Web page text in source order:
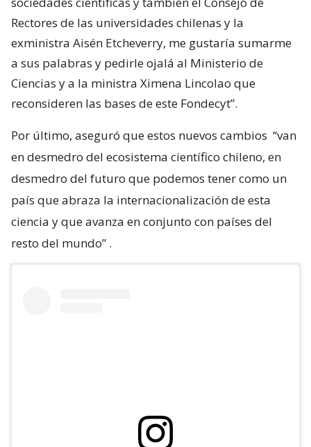
Rectores de las universidades chilenas y la
exministra Aisén Etcheverry, me gustaría sumarme
a sus palabras y pedirle ojalá al Ministerio de
Ciencias y a la ministra Ximena Lincolao que
reconsideren las bases de este Fondecyt”.
Por último, aseguró que estos nuevos cambios “van
en desmedro del ecosistema científico chileno, en
desmedro del futuro que podemos tener como un
país que abraza la internacionalización de esta
ciencia y que avanza en conjunto con países del
resto del mundo” .